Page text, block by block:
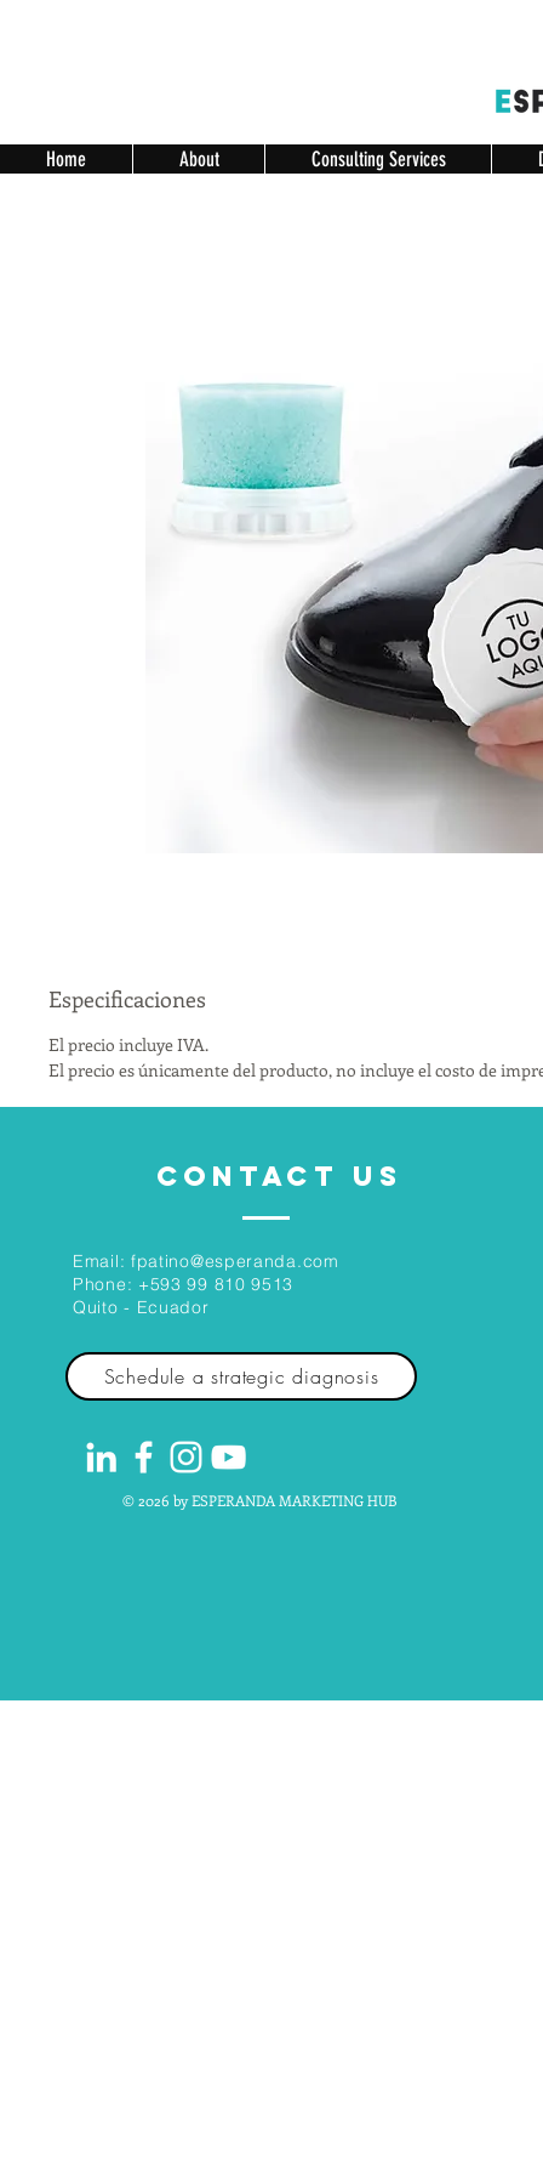
Home About Consulting Services
Especificaciones
El precio incluye IVA.
El precio es únicamente del producto, no incluye el costo de
CONTACT US
Email: fpatino@esperanda.com
Phone: +593 99 810 9513
Quito - Ecuador
Schedule a strategic diagnosis
© 2026 by ESPERANDA MARKETING HUB